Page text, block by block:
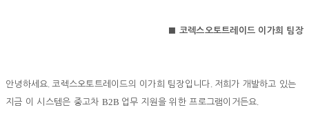
■ 코렉스오토트레이드 이가희 팀장
안녕하세요.코렉스오토트레이드의 이가희 팀장입니다. 저희가 개발하고 있는
지금 이 시스템은 중고차 B2B 업무 지원을 위한 프로그램이거든요.